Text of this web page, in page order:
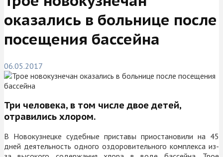
оказались в больнице после
посещения бассейна
06.05.2017
Три человека, в том числе двое детей,
отравились хлором.
В Новокузнецке судебные приставы приостановили на 45
дней деятельность одного оздоровительного комплекса из-